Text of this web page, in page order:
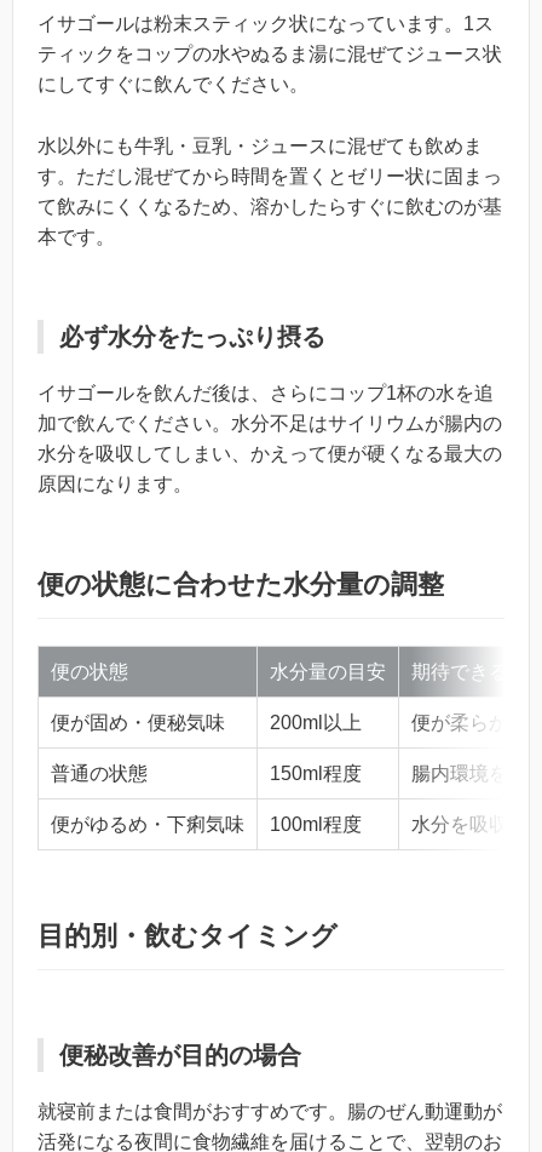
イサゴールは粉末スティック状になっています。1ス
ティックをコップの水やぬるま湯に混ぜてジュース状
にしてすぐに飲んでください。
水以外にも牛乳・豆乳・ジュースに混ぜても飲めま
す。ただし混ぜてから時間を置くとゼリー状に固まっ
て飲みにくくなるため、溶かしたらすぐに飲むのが基
本です。
必ず水分をたっぷり摂る
イサゴールを飲んだ後は、さらにコップ1杯の水を追
加で飲んでください。水分不足はサイリウムが腸内の
水分を吸収してしまい、かえって便が硬くなる最大の
原因になります。
便の状態に合わせた水分量の調整
便の状態 水分量の目安 期待できる効
便が固め・便秘気味 200ml以上 便が柔らかく
普通の状態 150ml程度 腸内環境を整
便がゆるめ・下痢気味 100ml程度 水分を吸収し
目的別・飲むタイミング
便秘改善が目的の場合
就寝前または食間がおすすめです。腸のぜん動運動が
活発になる夜間に食物繊維を届けることで、翌朝のお